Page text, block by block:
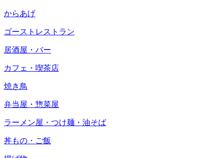
からあげ
ゴーストレストラン
居酒屋・バー
カフェ・喫茶店
焼き鳥
弁当屋・惣菜屋
ラーメン屋・つけ麺・油そば
丼もの・ご飯